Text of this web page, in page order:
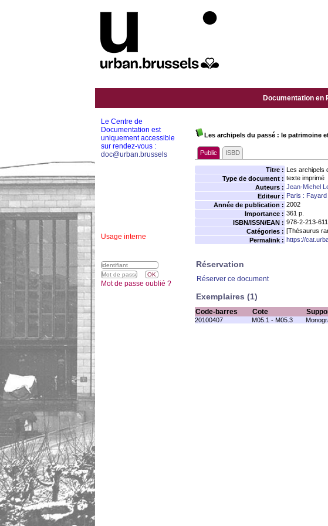
Documentation en
Les archipels du passé : le patrimoine
Public ISBD
Titre : Les archipels
Type de document : texte imprimé
Auteurs : Jean-Michel
Editeur : Paris : Fayard
Année de publication : 2002
Importance : 361 p.
ISBN/ISSN/EAN : 978-2-213-
Catégories : [Thésaurus
Permalink : https://
Réservation
Réserver ce document
Exemplaires (1)
Code-barres Cote
20100407 M05.1 - M05.3
Le Centre de
Documentation est
uniquement accessible
sur rendez-vous :
doc@urban.brussels
Usage interne
Mot de passe oublié ?